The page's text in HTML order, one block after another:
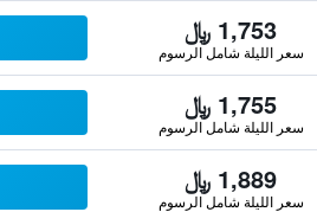
1,753 ﷼
سعر الليلة شامل الرسوم
1,755 ﷼
سعر الليلة شامل الرسوم
1,889 ﷼
سعر الليلة شامل الرسوم